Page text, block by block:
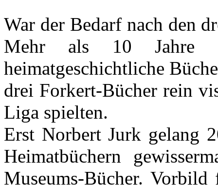
War der Bedarf nach den
Mehr als 10 Jahre
heimatgeschichtliche
drei Forkert-Bücher rein
Liga spielten.
Erst Norbert Jurk gelang
Heimatbüchern
Museums-Bücher.